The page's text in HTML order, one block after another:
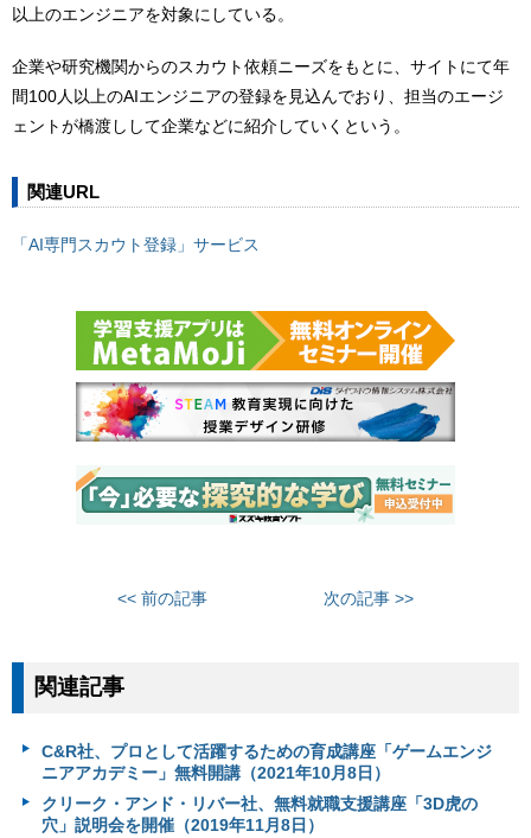
以上のエンジニアを対象にしている。
企業や研究機関からのスカウト依頼ニーズをもとに、サイトにて年
間100人以上のAIエンジニアの登録を見込んでおり、担当のエージ
ェントが橋渡しして企業などに紹介していくという。
関連URL
「AI専門スカウト登録」サービス
<< 前の記事 次の記事 >>
関連記事
C&R社、プロとして活躍するための育成講座「ゲームエンジ
ニアアカデミー」無料開講（2021年10月8日）
クリーク・アンド・リバー社、無料就職支援講座「3D虎の
穴」説明会を開催（2019年11月8日）